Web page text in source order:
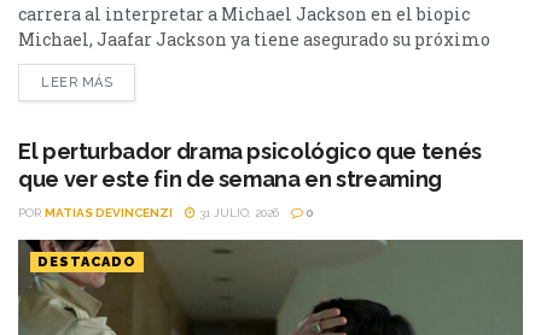
carrera al interpretar a Michael Jackson en el biopic
Michael, Jaafar Jackson ya tiene asegurado su próximo
paso en Hollywood. El actor fue confirmado como parte del
elenco de una nueva película de acción que estará
estado rodeada de...
LEER MÁS
El perturbador drama psicológico que tenés
que ver este fin de semana en streaming
POR MATIAS DEVINCENZI 31 JULIO, 2026 0
DESTACADO